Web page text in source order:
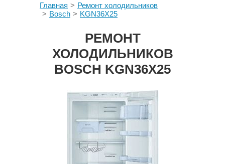
Главная
Ремонт холодильников
Bosch
KGN36X25
РЕМОНТ
ХОЛОДИЛЬНИКОВ
BOSCH KGN36X25